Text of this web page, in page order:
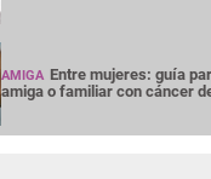
AMIGA Entre mujeres: guía
amiga o familiar con cáncer